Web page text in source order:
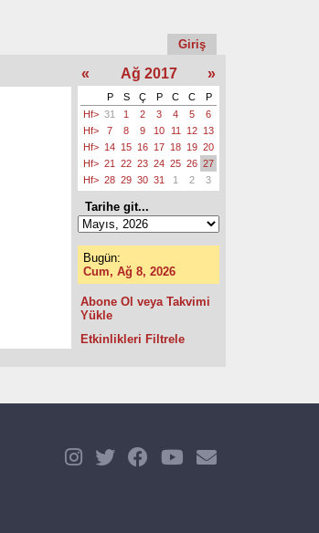
Giriş
« Ağ 2017 »
P S Ç P C C
P
Hf> 31 1 2 3 4 5
6
Hf>
7 8 9 10 11 12 13
Hf> 14 15 16 17 18 19 20
Hf> 21 22 23 24 25 26 27
Hf> 28 29 30 31 1 2 3
Tarihe git...
Bugün:
Cum, Ağ 8, 2026
Abone Ol veya Takvimi
Yükle
Etkinlikleri Filtrele